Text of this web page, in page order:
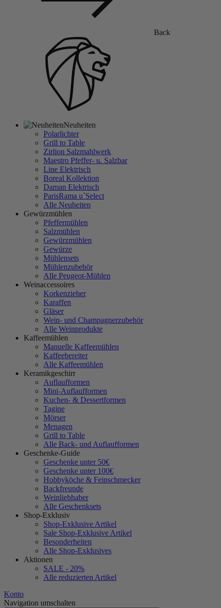
Back
Neuheiten
Polarlichter
Grill to Table
Zirlion Salzmahlwerk
Maestro Pfeffer- u. Salzbar
Line Elektrisch
Boreal Kollektion
Daman Elektrisch
ParisRama u´Select
Alle Neuheiten
Gewürzmühlen
Pfeffermühlen
Salzmühlen
Gewürzmühlen
Gewürze
Mühlensets
Mühlenzubehör
Alle Peugeot-Mühlen
Weinaccessoires
Korkenzieher
Karaffen
Gläser
Wein- und Champagnerzubehör
Alle Weinprodukte
Kaffeemühlen
Manuelle Kaffeemühlen
Kaffeebereiter
Alle Kaffeemühlen
Keramikgeschirr
Auflaufformen
Mini-Auflaufformen
Kuchen- & Dessertformen
Tagine
Mörser
Menagen
Grill to Table
Alle Back- und Auflaufformen
Geschenke-Guide
Geschenke unter 50€
Geschenke unter 100€
Hobbyköche & Feinschmecker
Backfreunde
Weinliebhaber
Alle Geschenksets
Shop-Exklusiv
Shop-Exklusive Artikel
Sale Shop-Exklusive Artikel
Besonderheiten
Alle Shop-Exklusives
Aktionen
SALE - 20%
Alle reduzierten Artikel
Konto
Navigation umschalten